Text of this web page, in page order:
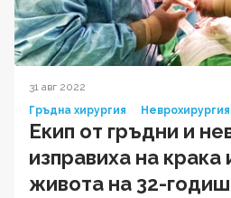
31 авг 2022
Гръдна хирургия
Неврохирургия
Екип от гръдни и
изправиха на крака
живота на 32-